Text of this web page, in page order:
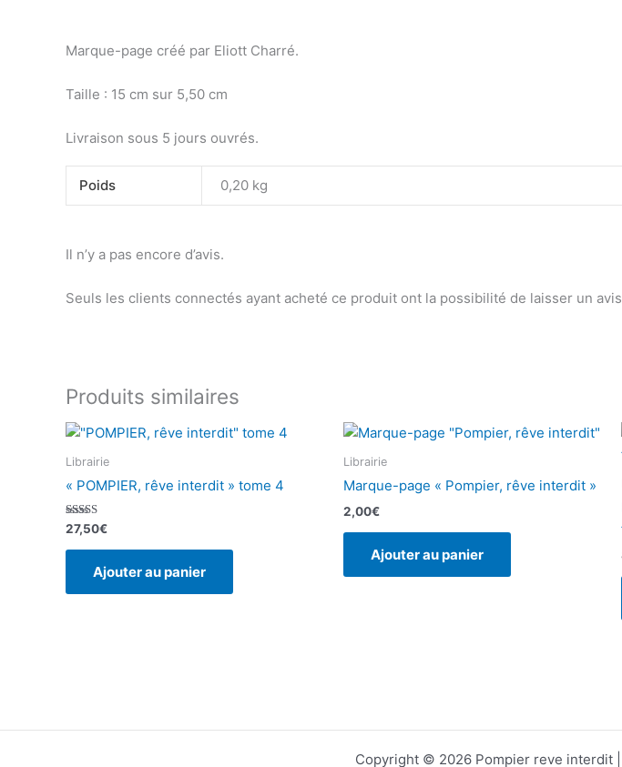
Marque-page créé par Eliott Charré.
Taille : 15 cm sur 5,50 cm
Livraison sous 5 jours ouvrés.
Poids 0,20 kg
Il n’y a pas encore d’avis.
Seuls les clients connectés ayant acheté ce produit ont la possibilité de laisser un
Produits similaires
Librairie
« POMPIER, rêve interdit » tome 4
Note
5.00
sur 5
27,50€
Ajouter au panier
Librairie
Marque-page « Pompier, rêve interdit »
2,00€
Ajouter au panier
Copyright © 2026 Pompier reve interdit